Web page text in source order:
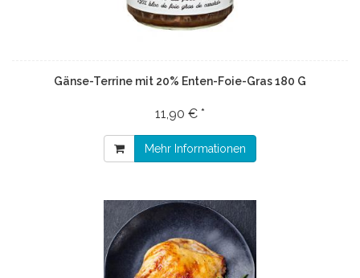
Gänse-Terrine mit 20% Enten-Foie-Gras 180 G
11,90 € *
Mehr Informationen